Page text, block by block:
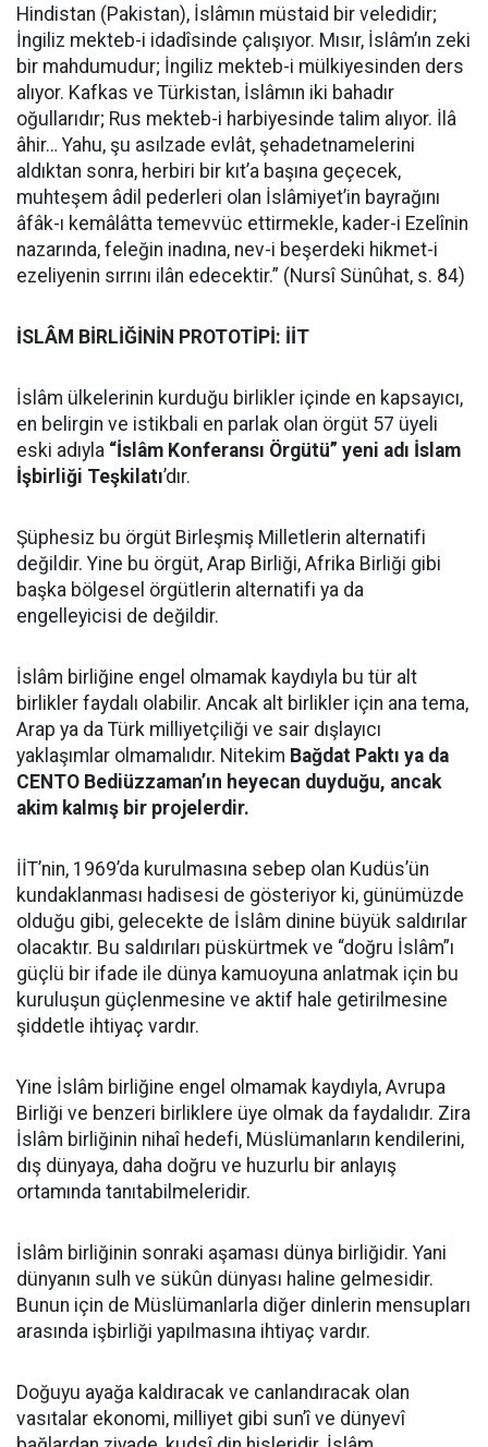
Hindistan (Pakistan), İslâmın müstaid bir veledidir;
İngiliz mekteb-i idadîsinde çalışıyor. Mısır, İslâm’ın zeki
bir mahdumudur; İngiliz mekteb-i mülkiyesinden ders
alıyor. Kafkas ve Türkistan, İslâmın iki bahadır
oğullarıdır; Rus mekteb-i harbiyesinde talim alıyor. İlâ
âhir… Yahu, şu asılzade evlât, şehadetnamelerini
aldıktan sonra, herbiri bir kıt’a başına geçecek,
muhteşem âdil pederleri olan İslâmiyet’in bayrağını
âfâk-ı kemâlâtta temevvüc ettirmekle, kader-i Ezelînin
nazarında, feleğin inadına, nev-i beşerdeki hikmet-i
ezeliyenin sırrını ilân edecektir.” (Nursî Sünûhat, s. 84)
İSLÂM BİRLİĞİNİN PROTOTİPİ: İİT
İslâm ülkelerinin kurduğu birlikler içinde en kapsayıcı,
en belirgin ve istikbali en parlak olan örgüt 57 üyeli
eski adıyla “İslâm Konferansı Örgütü” yeni adı İslam
İşbirliği Teşkilatı’dır.
Şüphesiz bu örgüt Birleşmiş Milletlerin alternatifi
değildir. Yine bu örgüt, Arap Birliği, Afrika Birliği gibi
başka bölgesel örgütlerin alternatifi ya da
engelleyicisi de değildir.
İslâm birliğine engel olmamak kaydıyla bu tür alt
birlikler faydalı olabilir. Ancak alt birlikler için ana tema,
Arap ya da Türk milliyetçiliği ve sair dışlayıcı
yaklaşımlar olmamalıdır. Nitekim Bağdat Paktı ya da
CENTO Bediüzzaman’ın heyecan duyduğu, ancak
akim kalmış bir projelerdir.
İİT’nin, 1969’da kurulmasına sebep olan Kudüs’ün
kundaklanması hadisesi de gösteriyor ki, günümüzde
olduğu gibi, gelecekte de İslâm dinine büyük saldırılar
olacaktır. Bu saldırıları püskürtmek ve “doğru İslâm”ı
güçlü bir ifade ile dünya kamuoyuna anlatmak için bu
kuruluşun güçlenmesine ve aktif hale getirilmesine
şiddetle ihtiyaç vardır.
Yine İslâm birliğine engel olmamak kaydıyla, Avrupa
Birliği ve benzeri birliklere üye olmak da faydalıdır. Zira
İslâm birliğinin nihaî hedefi, Müslümanların kendilerini,
dış dünyaya, daha doğru ve huzurlu bir anlayış
ortamında tanıtabilmeleridir.
İslâm birliğinin sonraki aşaması dünya birliğidir. Yani
dünyanın sulh ve sükûn dünyası haline gelmesidir.
Bunun için de Müslümanlarla diğer dinlerin mensupları
arasında işbirliği yapılmasına ihtiyaç vardır.
Doğuyu ayağa kaldıracak ve canlandıracak olan
vasıtalar ekonomi, milliyet gibi sun’î ve dünyevî